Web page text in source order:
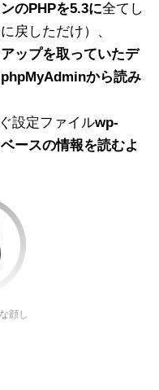
のPHPを5.3に全てし
戻しただけ）、
ップを取っていたデ
から読み
設定ファイルwp-
ースの情報を読むよ
顔し